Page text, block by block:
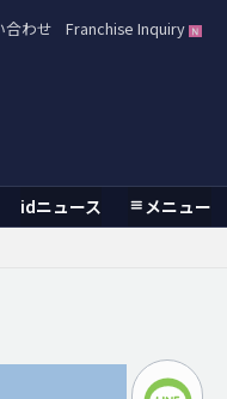
合わせ Franchise Inquiry
idニュース メニュー